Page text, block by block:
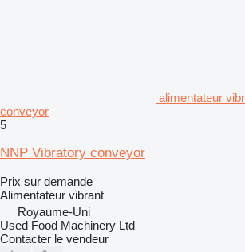
alimentateur
conveyor
5
NNP Vibratory conveyor
Prix sur demande
Alimentateur vibrant
Royaume-Uni
Used Food Machinery Ltd
Contacter le vendeur